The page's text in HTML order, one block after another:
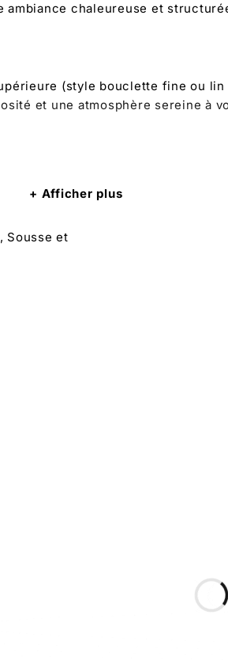
chaleureuse et
(style bouclette fine ou
et une atmosphère sereine à
Afficher plus
Sousse et